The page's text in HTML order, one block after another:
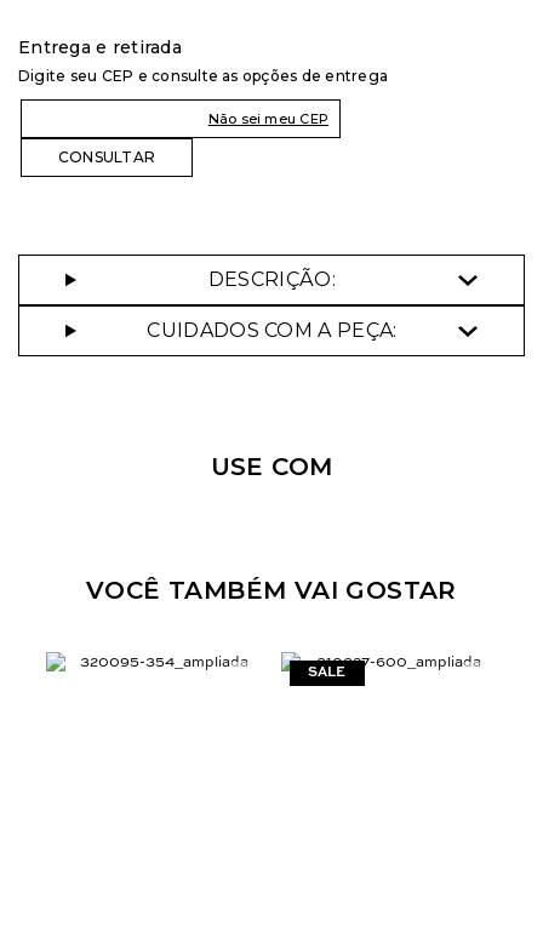
Entrega e retirada
Digite seu CEP e consulte as opções de entrega
Não sei meu CEP
DESCRIÇÃO:
CUIDADOS COM A PEÇA:
USE COM
VOCÊ TAMBÉM VAI GOSTAR